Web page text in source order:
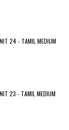
24 - TAMIL MEDIUM
23 - TAMIL MEDIUM